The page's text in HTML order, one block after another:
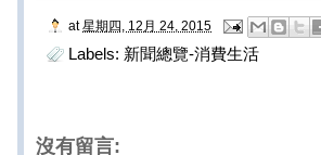
at 星期四, 12月 24, 2015
Labels: 新聞總覽-消費生活
沒有留言: